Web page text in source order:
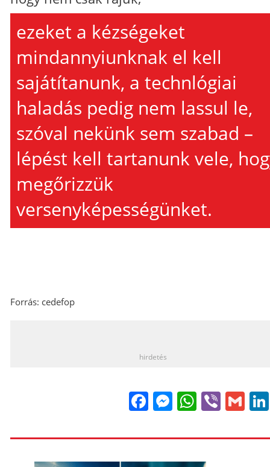
ezeket a kézségeket
mindannyiunknak el kell
sajátítanunk, a technlógiai
haladás pedig nem lassul le,
szóval nekünk sem szabad –
lépést kell tartanunk vele,
megőrizzük
versenyképességünket.
Forrás: cedefop
hirdetés
FacebookViber